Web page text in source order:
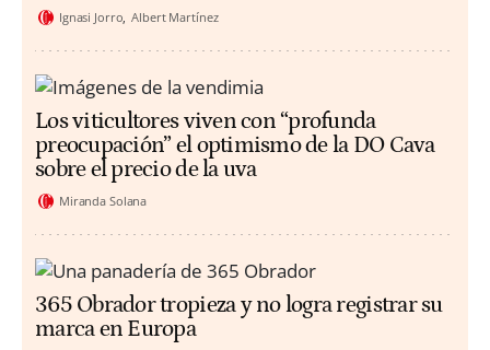
Ignasi Jorro Albert Martínez
Los viticultores viven con “profunda
preocupación” el optimismo de la DO Cava
sobre el precio de la uva
Miranda Solana
365 Obrador tropieza y no logra registrar su
marca en Europa